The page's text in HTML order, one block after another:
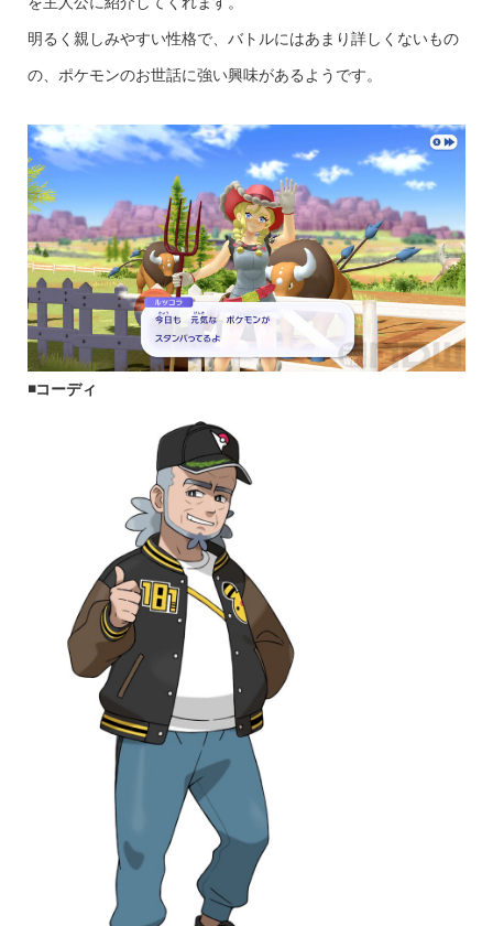
明るく親しみやすい性格で、バトルにはあまり詳しくないもの
の、ポケモンのお世話に強い興味があるようです。
◾️コーディ